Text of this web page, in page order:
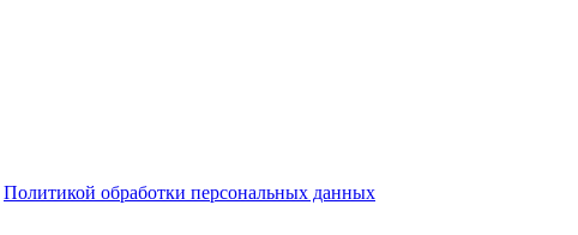
Политикой обработки персональных данных